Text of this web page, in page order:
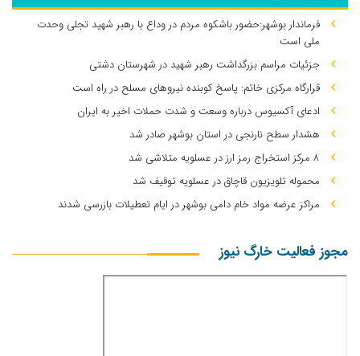
فرماندار بوشهر:حضور باشکوه مردم در وداع با رهبر شهید تجلی وحدت
ملی است
جزئیات مراسم بزرگداشت رهبر شهید در شهرستان دشتی
قرارگاه مرکزی خاتم: پاسخ کوبنده نیروهای مسلح در راه است
ادعای آکسیوس درباره وسعت و شدت حملات اخیر به ایران
هشدار سطح نارنجی در استان بوشهر صادر شد
۸ مرکز استخراج رمز ارز در عسلویه متلاشی شد
محموله تلویزیون قاچاق در عسلویه توقیف شد
مراکز عرضه مواد خام دامی بوشهر در ایام تعطیلات بازرسی شدند
مجوز فعالیت خارگ نیوز